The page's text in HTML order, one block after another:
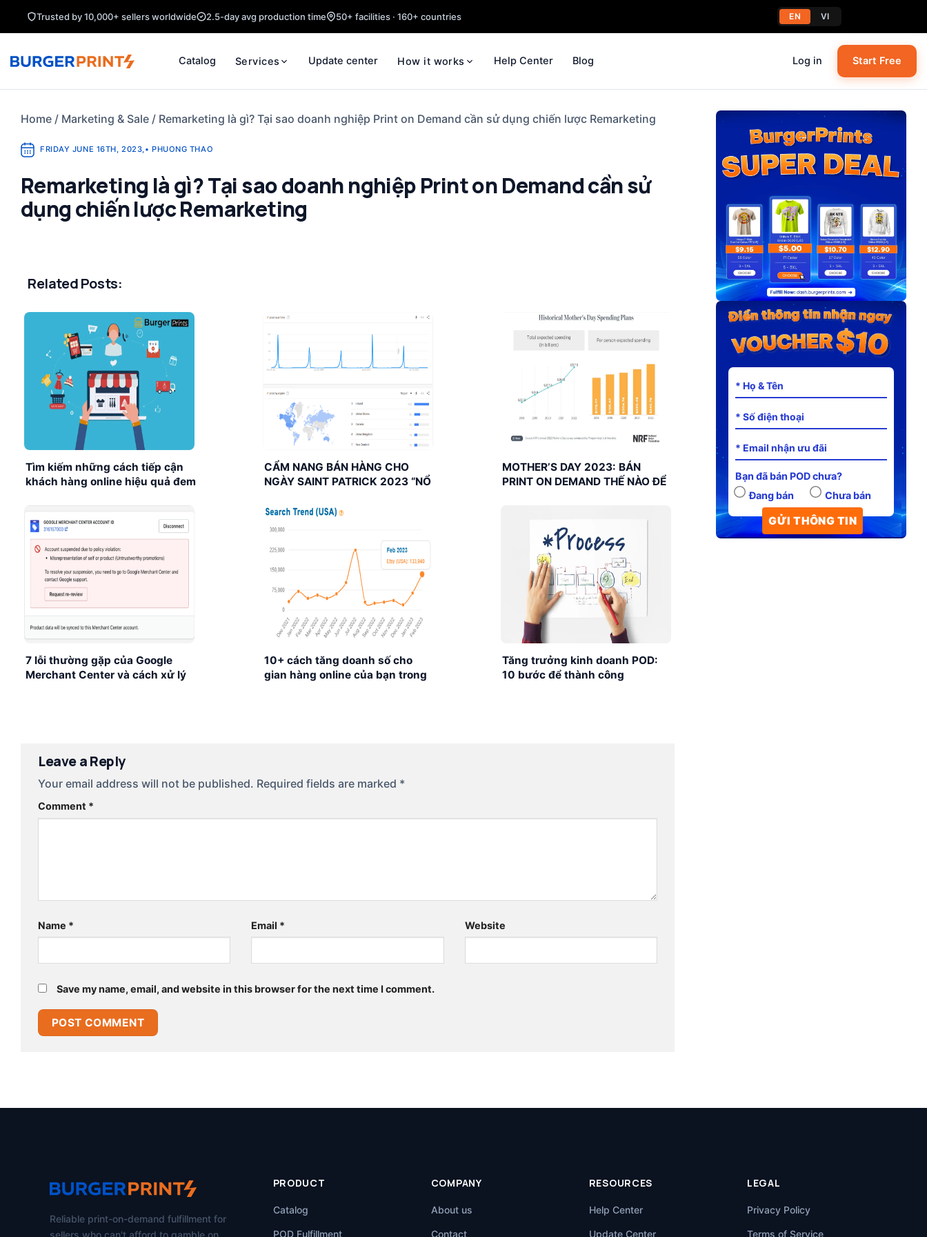
Trusted by 10,000+ sellers worldwide 2.5-day avg production time 50+ facilities · 160+ countries EN VI
Catalog Services Update center How it works Help Center Blog Log in Start Free
Home / Marketing & Sale / Remarketing là gì? Tại sao doanh nghiệp Print on Demand cần sử dụng chiến lược Remarketing
FRIDAY JUNE 16TH, 2023,• PHUONG THAO
Remarketing là gì? Tại sao doanh nghiệp Print on Demand cần sử
dụng chiến lược Remarketing
Related Posts:
Tìm kiếm những cách tiếp cận
khách hàng online hiệu quả đem
BurgerPrints
CẨM NANG BÁN HÀNG CHO
NGÀY SAINT PATRICK 2023 “NỔ
MOTHER’S DAY 2023: BÁN
PRINT ON DEMAND THẾ NÀO ĐỂ
7 lỗi thường gặp của Google
Merchant Center và cách xử lý
10+ cách tăng doanh số cho
gian hàng online của bạn trong
Tăng trưởng kinh doanh POD:
10 bước để thành công
Leave a Reply
Your email address will not be published. Required fields are marked *
Comment *
Name * Email * Website
Save my name, email, and website in this browser for the next time I comment.
Bạn đã bán POD chưa?
Đang bán
Chưa bán
Reliable print-on-demand fulfillment for
PRODUCT
Catalog
POD Fulfillment
COMPANY
About us
Contact
RESOURCES
Help Center
Update Center
LEGAL
Privacy Policy
Terms of Service